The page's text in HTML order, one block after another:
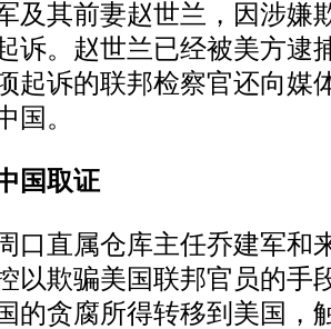
及其前妻赵世兰，因涉嫌
诉。赵世兰已经被美方逮
起诉的联邦检察官还向媒
国。
国取证
直属仓库主任乔建军和
以欺骗美国联邦官员的手
的贪腐所得转移到美国，